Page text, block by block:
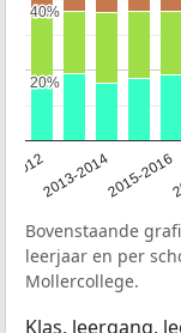
20122013-20142015-2016
20%
20%
40%
40%
Bovenstaande
leerjaar en per
Mollercollege.
Klas, leergang,